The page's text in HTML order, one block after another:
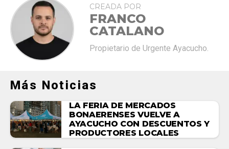
CREADA POR
FRANCO
CATALANO
Propietario de Urgente Ayacucho.
Más Noticias
LA FERIA DE MERCADOS
BONAERENSES VUELVE A
AYACUCHO CON DESCUENTOS Y
PRODUCTORES LOCALES